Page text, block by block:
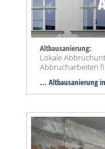
Altbausanierung:
Lokale
Abbrucharbeiten
... Altbausanierung